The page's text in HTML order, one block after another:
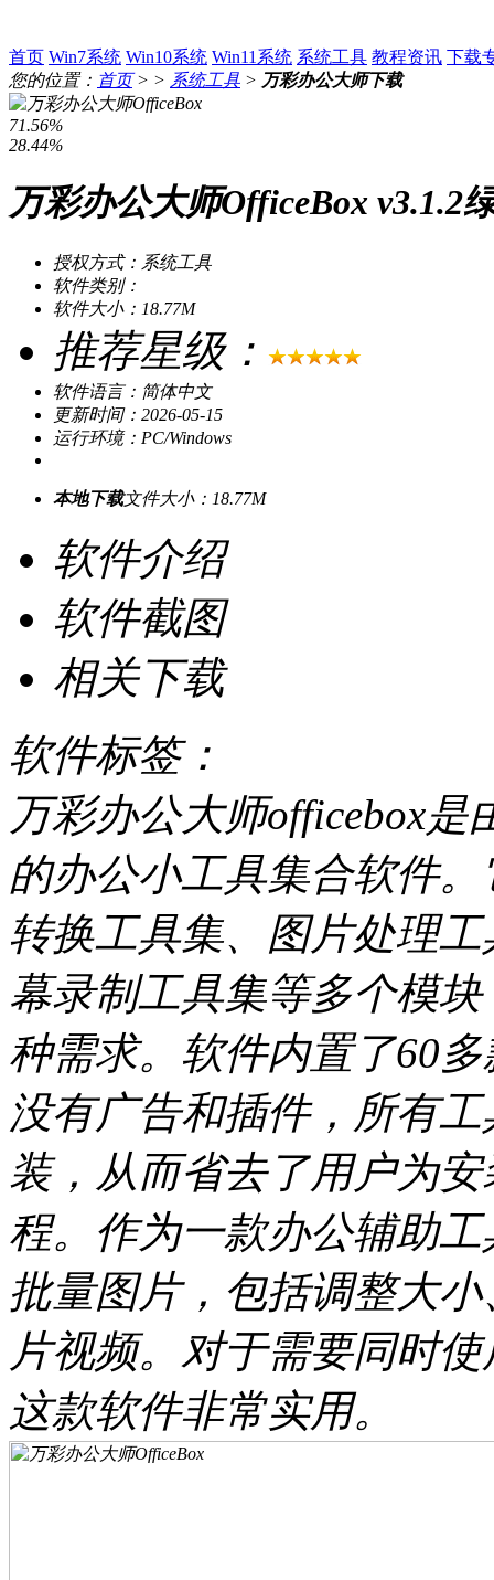
首页 Win7系统 Win10系统 Win11系统 系统工具 教程资讯 下载
您的位置： 首页> > 系统工具 > 万彩办公大师下载
71.56%
28.44%
万彩办公大师OfficeBox v3.1.2
授权方式：系统工具
软件类别：
软件大小：18.77M
推荐星级：
软件语言：简体中文
更新时间：2026-05-15
运行环境：PC/Windows
本地下载文件大小：18.77M
软件介绍
软件截图
相关下载
软件标签：
万彩办公大师officebox
的办公小工具集合软件
转换工具集、图片处理
幕录制工具集等多个模
种需求。软件内置了60
没有广告和插件，所有
装，从而省去了用户为
程。作为一款办公辅助
批量图片，包括调整大
片视频。对于需要同时
这款软件非常实用。